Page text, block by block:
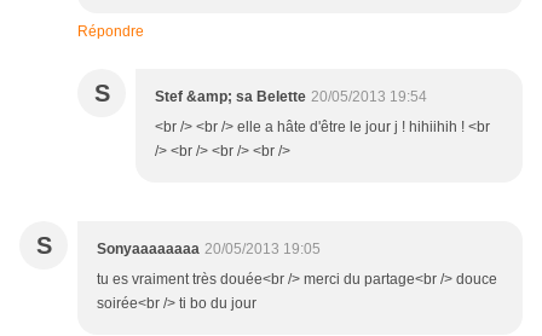
Répondre
S Stef &amp; sa Belette 20/05/2013 19:54
<br /> <br /> elle a hâte d'être le jour j ! hihiihih ! <br
/> <br /> <br /> <br />
S Sonyaaaaaaaa 20/05/2013 19:05
tu es vraiment très douée<br /> merci du partage<br /> douce
soirée<br /> ti bo du jour